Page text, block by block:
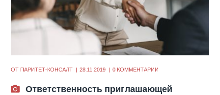
ОТ ПАРИТЕТ-КОНСАЛТ 28.11.2019 0 КОММЕНТАРИИ
Ответственность приглашающей